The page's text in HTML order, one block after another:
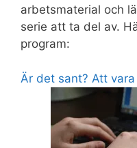
arbetsmaterial och
serie att ta del av.
program:
Är det sant? Att